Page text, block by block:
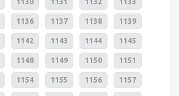
1136 1137 1138 1139
1142 1143 1144 1145
1148 1149 1150 1151
1154 1155 1156 1157